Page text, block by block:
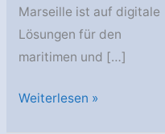
Marseille ist auf digitale
Lösungen für den
maritimen und […]
OHB
Weiterlesen »